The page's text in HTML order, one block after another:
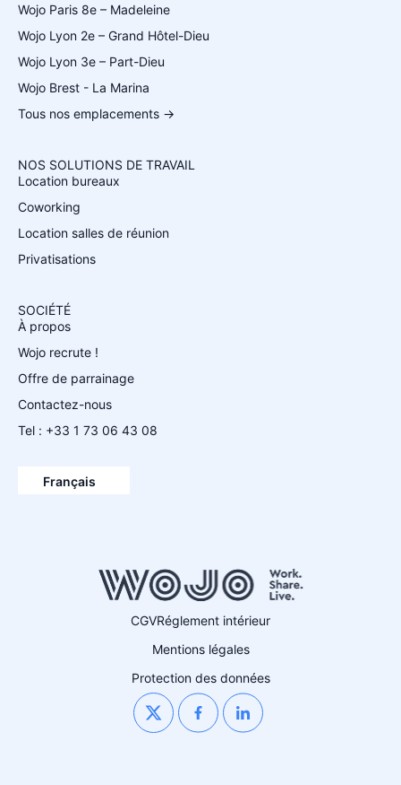
Wojo Paris 8e – Madeleine
Wojo Lyon 2e – Grand Hôtel-Dieu
Wojo Lyon 3e – Part-Dieu
Wojo Brest - La Marina
Tous nos emplacements →
NOS SOLUTIONS DE TRAVAIL
Location bureaux
Coworking
Location salles de réunion
Privatisations
SOCIÉTÉ
À propos
Wojo recrute !
Offre de parrainage
Contactez-nous
Tel : +33 1 73 06 43 08
Français
Español
Deutsch
CGVRéglement intérieur
Mentions légales
Protection des données